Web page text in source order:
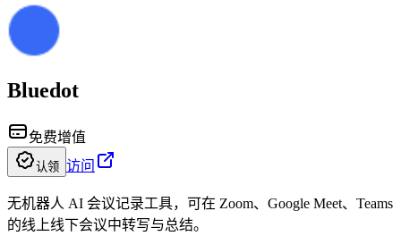
Bluedot
免费增值
认领 访问
无机器人 AI 会议记录工具，可在 Zoom、Google Meet、Teams
的线上线下会议中转写与总结。